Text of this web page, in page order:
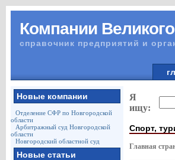
Компании
справочник предприятий и
Новые компании
Отделение СФР по Новгородской
области
Арбитражный суд Новгородской
области
Новгородский областной суд
Новые статьи
Я
ищу:
Спорт,
Главная